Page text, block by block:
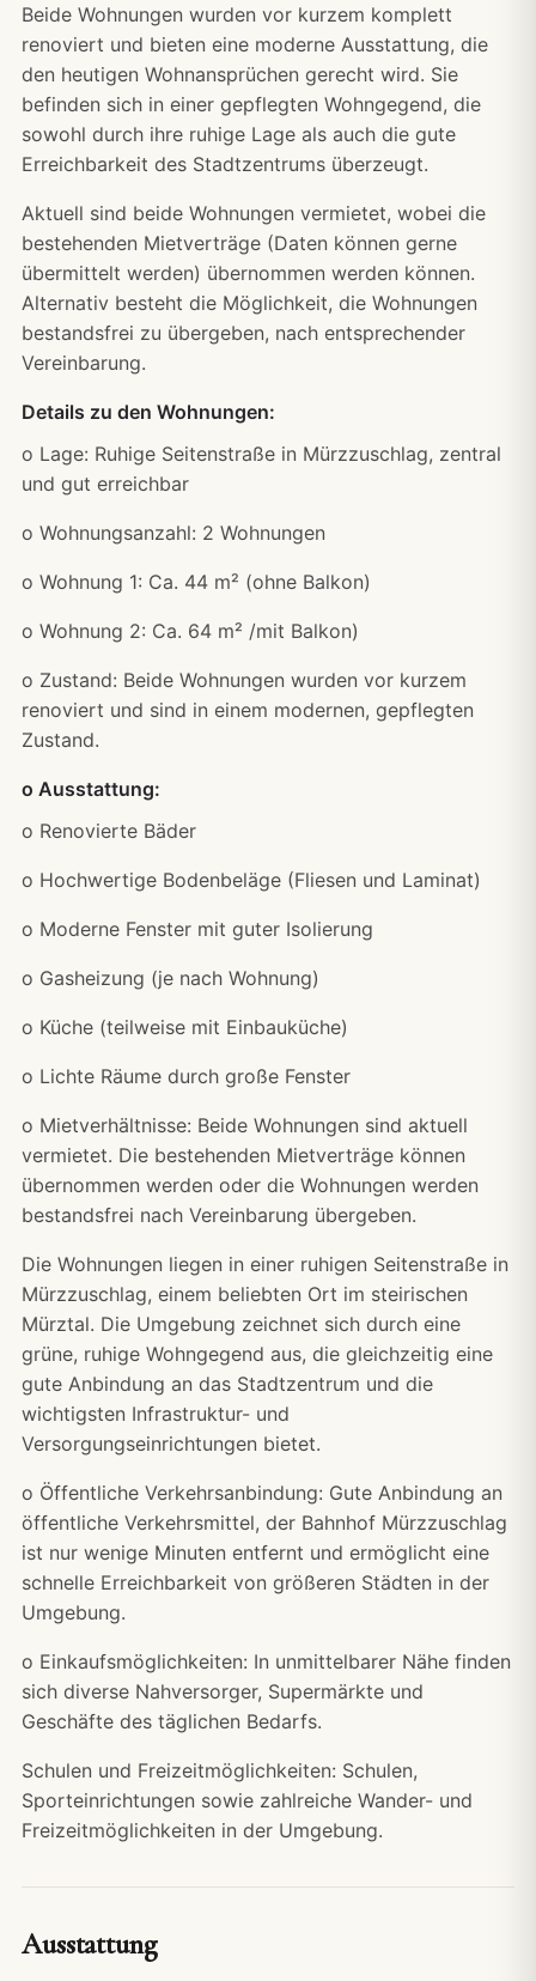
Beide Wohnungen wurden vor kurzem komplett
renoviert und bieten eine moderne Ausstattung, die
den heutigen Wohnansprüchen gerecht wird. Sie
befinden sich in einer gepflegten Wohngegend, die
sowohl durch ihre ruhige Lage als auch die gute
Erreichbarkeit des Stadtzentrums überzeugt.
Aktuell sind beide Wohnungen vermietet, wobei die
bestehenden Mietverträge (Daten können gerne
übermittelt werden) übernommen werden können.
Alternativ besteht die Möglichkeit, die Wohnungen
bestandsfrei zu übergeben, nach entsprechender
Vereinbarung.
Details zu den Wohnungen:
o Lage: Ruhige Seitenstraße in Mürzzuschlag, zentral
und gut erreichbar
o Wohnungsanzahl: 2 Wohnungen
o Wohnung 1: Ca. 44 m² (ohne Balkon)
o Wohnung 2: Ca. 64 m² /mit Balkon)
o Zustand: Beide Wohnungen wurden vor kurzem
renoviert und sind in einem modernen, gepflegten
Zustand.
o Ausstattung:
o Renovierte Bäder
o Hochwertige Bodenbeläge (Fliesen und Laminat)
o Moderne Fenster mit guter Isolierung
o Gasheizung (je nach Wohnung)
o Küche (teilweise mit Einbauküche)
o Lichte Räume durch große Fenster
o Mietverhältnisse: Beide Wohnungen sind aktuell
vermietet. Die bestehenden Mietverträge können
übernommen werden oder die Wohnungen werden
bestandsfrei nach Vereinbarung übergeben.
Die Wohnungen liegen in einer ruhigen Seitenstraße in
Mürzzuschlag, einem beliebten Ort im steirischen
Mürztal. Die Umgebung zeichnet sich durch eine
grüne, ruhige Wohngegend aus, die gleichzeitig eine
gute Anbindung an das Stadtzentrum und die
wichtigsten Infrastruktur- und
Versorgungseinrichtungen bietet.
o Öffentliche Verkehrsanbindung: Gute Anbindung an
öffentliche Verkehrsmittel, der Bahnhof Mürzzuschlag
ist nur wenige Minuten entfernt und ermöglicht eine
schnelle Erreichbarkeit von größeren Städten in der
Umgebung.
o Einkaufsmöglichkeiten: In unmittelbarer Nähe finden
sich diverse Nahversorger, Supermärkte und
Geschäfte des täglichen Bedarfs.
Schulen und Freizeitmöglichkeiten: Schulen,
Sporteinrichtungen sowie zahlreiche Wander- und
Freizeitmöglichkeiten in der Umgebung.
Ausstattung